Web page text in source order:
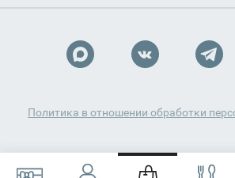
Политика в отношении обработки